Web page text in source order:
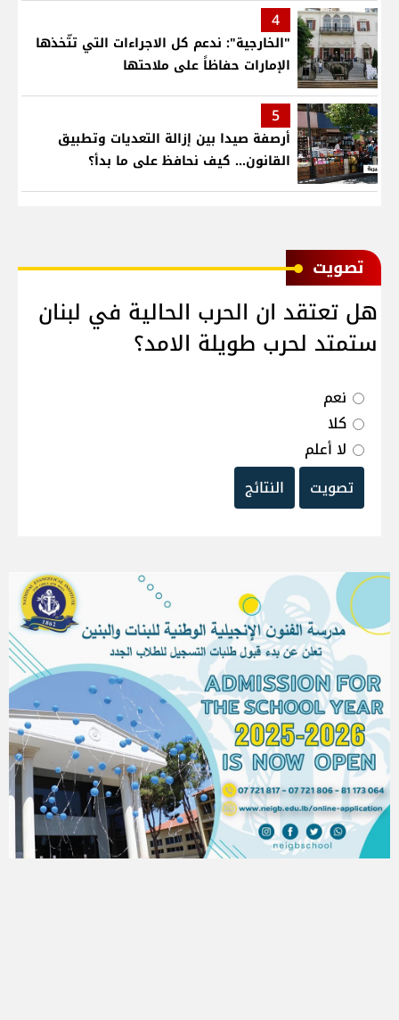
4
"الخارجية": ندعم كل الاجراءات التي تتّخذها
الإمارات حفاظاً على ملاحتها
5
أرصفة صيدا بين إزالة التعديات وتطبيق
القانون... كيف نحافظ على ما بدأ؟
ﺗﺼﻮﻳﺖ
هل تعتقد ان الحرب الحالية في لبنان
ستمتد لحرب طويلة الامد؟
نعم
كلا
لا أعلم
تصويت
النتائج